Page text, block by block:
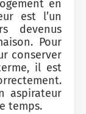
en
est l’un
devenus
Pour
conserver
il est
aspirateur
temps.